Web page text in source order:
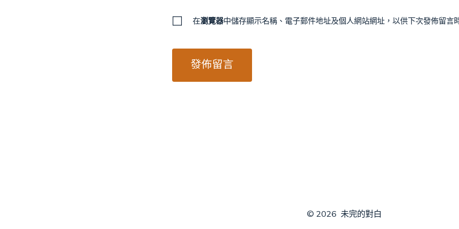
在瀏覽器中儲存顯示名稱、電子郵件地址及個人網站網址，以供下次發佈留言
© 2026 未完的對白